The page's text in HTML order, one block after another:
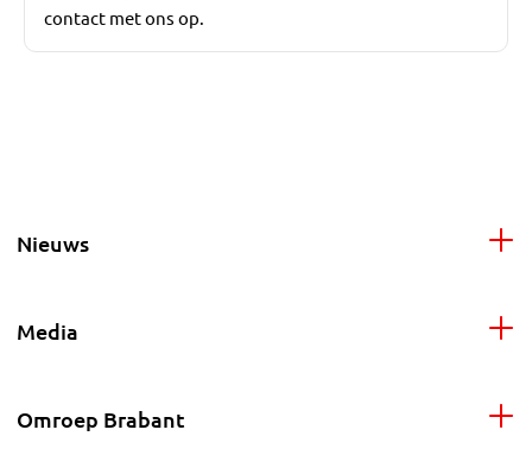
contact met ons op.
Nieuws
Media
Omroep Brabant